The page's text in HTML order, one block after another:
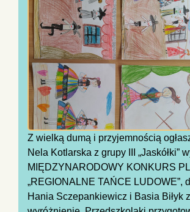
Z wielką dumą i przyjemnością
Nela Kotlarska z grupy III „Jaskółki”
MIĘDZYNARODOWY KONKURS
„REGIONALNE TAŃCE LUDOWE”,
Hania Sczepankiewicz i Basia Biłyk